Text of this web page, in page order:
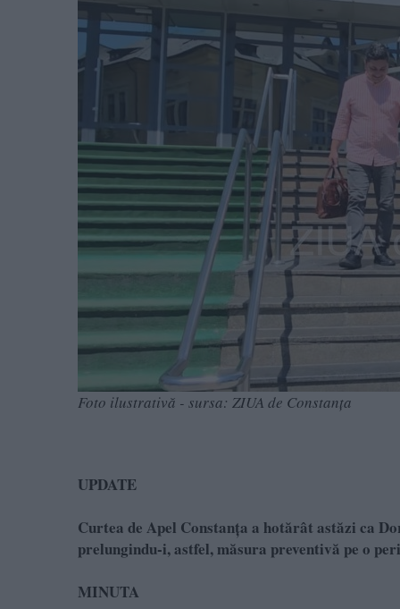
Foto ilustrativă - sursa: ZIUA de Constanța
UPDATE
Curtea de Apel Constanța a hotărât astăzi ca
prelungindu-i, astfel, măsura preventivă pe o
MINUTA